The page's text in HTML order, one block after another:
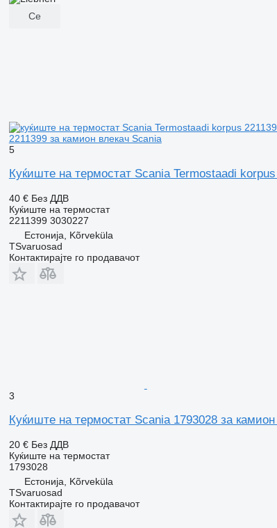
Се
2211399 за камион влекач Scania
5
Куќиште на термостат Scania Termostaadi
40 € Без ДДВ
Куќиште на термостат
2211399 3030227
Естонија, Kõrveküla
TSvaruosad
Контактирајте го продавачот
3
Куќиште на термостат Scania 1793028 за
20 € Без ДДВ
Куќиште на термостат
1793028
Естонија, Kõrveküla
TSvaruosad
Контактирајте го продавачот